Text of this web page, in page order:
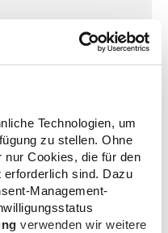
Technologien, um
zu stellen. Ohne
nur Cookies, die für den
erforderlich sind. Dazu
Management-
verwenden wir weitere
erklärt die